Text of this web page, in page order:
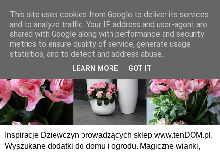
Inspiracje Dziewczyn prowadzących sklep www.tenDOM.pl.
Wyszukane dodatki do domu i ogrodu. Magiczne wianki,
This site uses cookies from Google to deliver its services
and to analyze traffic. Your IP address and user-agent are
shared with Google along with performance and security
metrics to ensure quality of service, generate usage
statistics, and to detect and address abuse.
LEARN MORE GOT IT